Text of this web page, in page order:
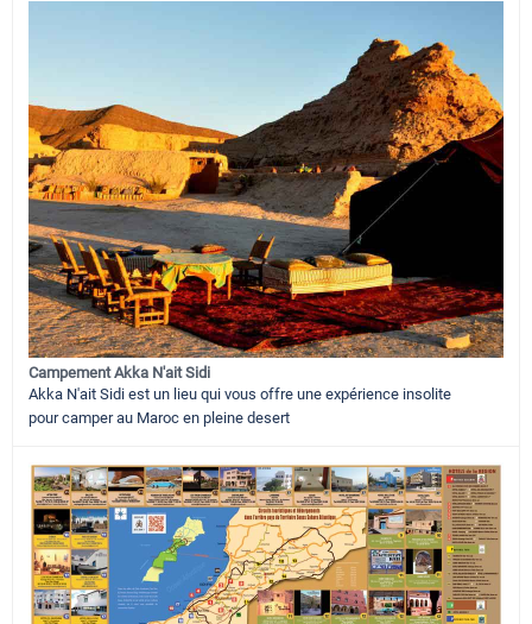
Campement Akka N'ait Sidi
Akka N'ait Sidi est un lieu qui vous offre une expérience insolite
pour camper au Maroc en pleine desert